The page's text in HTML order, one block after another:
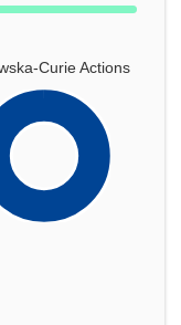
Curie Actions